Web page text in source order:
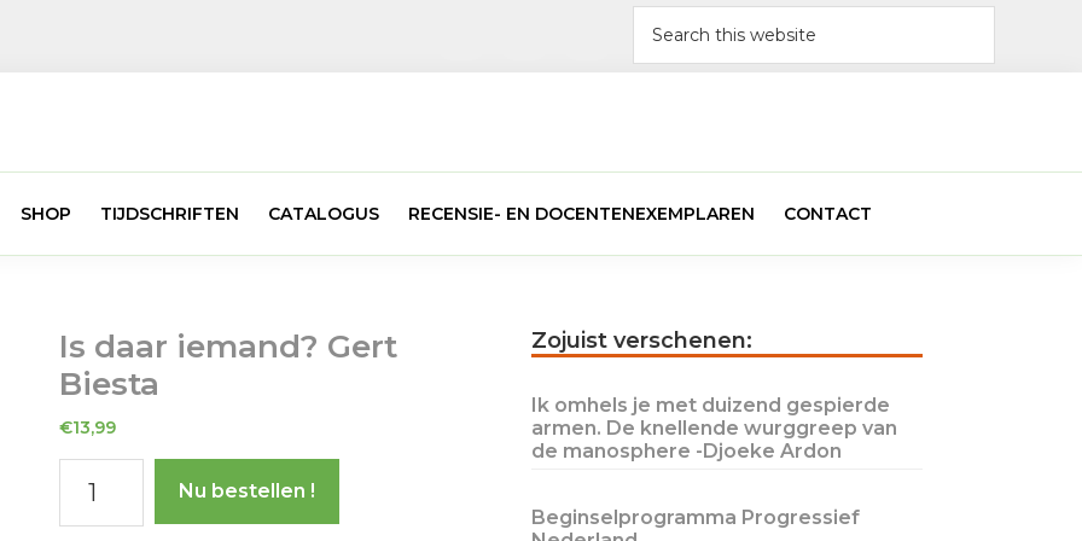
this
website
SHOP TIJDSCHRIFTEN CATALOGUS RECENSIE- EN DOCENTENEXEMPLAREN CONTACT
Is daar iemand? Gert
Biesta
€13,99
daar
iemand?
Nu bestellen !
Primary
Zojuist verschenen:
Ik omhels je met duizend gespierde
armen. De knellende wurggreep van
de manosphere -Djoeke Ardon
Beginselprogramma Progressief